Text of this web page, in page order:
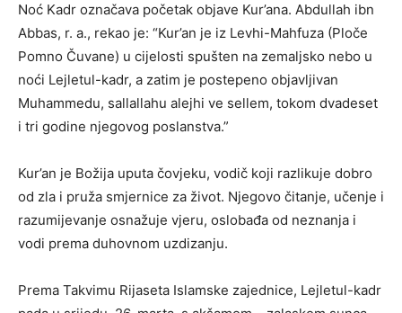
Noć Kadr označava početak objave Kur’ana. Abdullah ibn
Abbas, r. a., rekao je: “Kur’an je iz Levhi-Mahfuza (Ploče
Pomno Čuvane) u cijelosti spušten na zemaljsko nebo u
noći Lejletul-kadr, a zatim je postepeno objavljivan
Muhammedu, sallallahu alejhi ve sellem, tokom dvadeset
i tri godine njegovog poslanstva.”
Kur’an je Božija uputa čovjeku, vodič koji razlikuje dobro
od zla i pruža smjernice za život. Njegovo čitanje, učenje i
razumijevanje osnažuje vjeru, oslobađa od neznanja i
vodi prema duhovnom uzdizanju.
Prema Takvimu Rijaseta Islamske zajednice, Lejletul-kadr